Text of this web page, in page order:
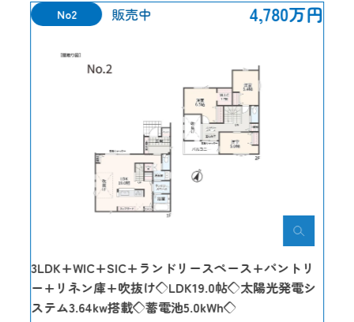
No2 販売中 4,780万円
3LDK+WIC+SIC+ランドリースペース+パントリ
ー+リネン庫+吹抜け◇LDK19.0帖◇太陽光発電シ
ステム3.64kw搭載◇蓄電池5.0kWh◇